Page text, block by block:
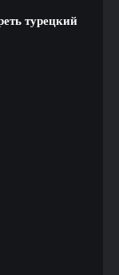
турецкий